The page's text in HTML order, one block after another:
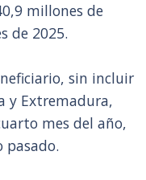
millones de
de 2025.
sin incluir
y Extremadura,
mes del año,
pasado.